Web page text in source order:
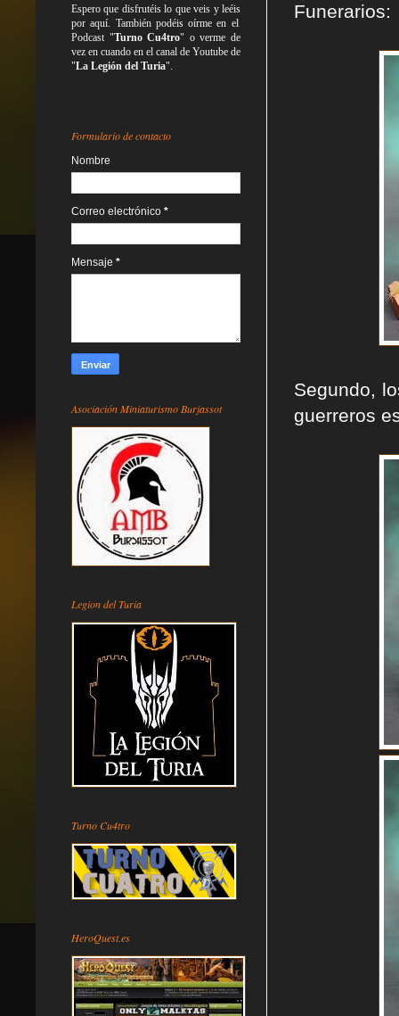
Funerarios:
Segundo,
guerreros
Espero que disfrutéis lo queveis yleéis
por aquí. También podéis oírme en el
Podcast "Turno Cu4tro" o verme de
vez en cuando en el canal de Youtube de
"La Legión del Turia".
Formulario de contacto
Nombre
Correo electrónico *
Mensaje *
Asociación Miniaturismo Burjassot
Legion del Turia
Turno Cu4tro
HeroQuest.es